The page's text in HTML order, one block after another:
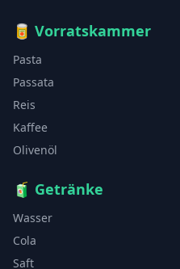
🥫 Vorratskammer
Pasta
Passata
Reis
Kaffee
Olivenöl
🧃 Getränke
Wasser
Cola
Saft